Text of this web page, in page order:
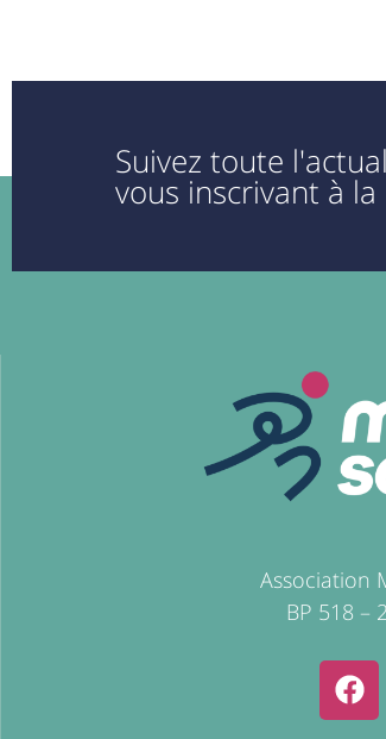
Suivez toute
vous inscrivant à
Association
BP 518 –